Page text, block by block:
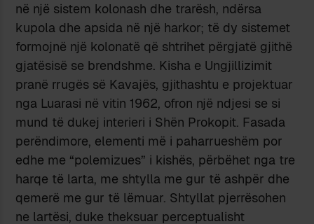
në një sistem kolonash dhe trarësh, ndërsa
kupola dhe apsida në një harkor; të dy sistemet
formojnë një kolonatë që shtrihet përgjatë gjithë
gjatësisë se brendshme. Kisha e Ungjillizimit
pranë rrugës së Kavajës, gjithashtu e projektuar
nga Luarasi në vitin 1962, ofron një ndjesi se si
mund të dukej interieri i Shën Prokopit. Fasada
perëndimore, elementi më i paharrueshëm por
edhe me “polemizues” i kishës, përbëhet nga tre
harqe të larta, me shtylla me gur të ashpër dhe
qemerë me gur të lëmuar. Shtyllat pjerrësohen
ne lartësi, duke theksuar perceptualisht